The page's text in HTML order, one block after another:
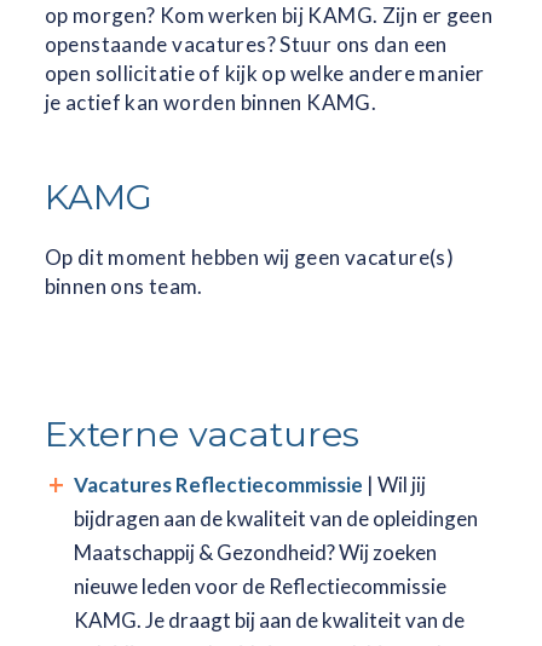
op morgen? Kom werken bij KAMG. Zijn er geen
openstaande vacatures? Stuur ons dan een
open sollicitatie of kijk op welke andere manier
je actief kan worden binnen KAMG.
KAMG
Op dit moment hebben wij geen vacature(s)
binnen ons team.
Externe vacatures
Vacatures Reflectiecommissie | Wil jij
bijdragen aan de kwaliteit van de opleidingen
Maatschappij & Gezondheid? Wij zoeken
nieuwe leden voor de Reflectiecommissie
KAMG. Je draagt bij aan de kwaliteit van de